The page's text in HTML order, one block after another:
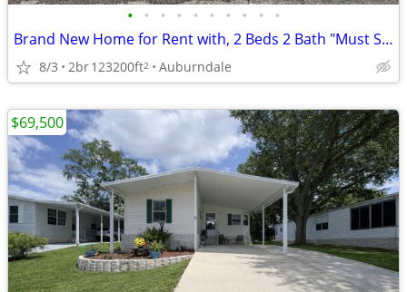
• • • • • • • • • •
Brand New Home for Rent with, 2 Beds 2 Bath "Must See"
8/3 2br123200ft2 Auburndale
$69,500